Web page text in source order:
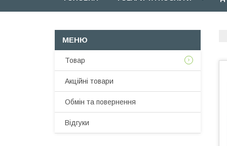
Товар
Акційні товари
Обмін та повернення
Відгуки